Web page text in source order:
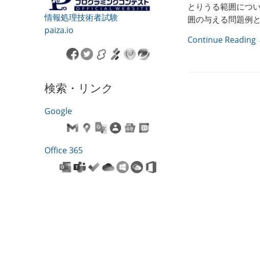
情報処理技術者試験
paiza.io
検索・リンク
Google
Office 365
とりうる範囲につ
囲の与える問題例
Continue Reading